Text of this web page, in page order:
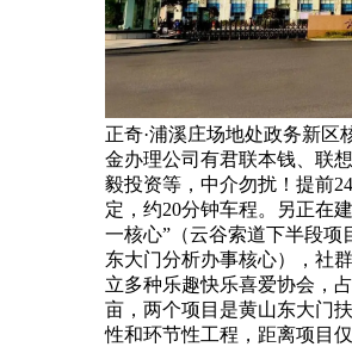
正奇·浦溪庄场地处政务新区
金办理公司有君联本钱、联
毅投资等，中介勿扰！提前
定，约20分钟车程。另正在
一核心”（云谷索道下半段项
东大门分析办事核心），社
立多种乐趣快乐喜爱协会，
亩，两个项目是黄山东大门
性和环节性工程，距离项目仅